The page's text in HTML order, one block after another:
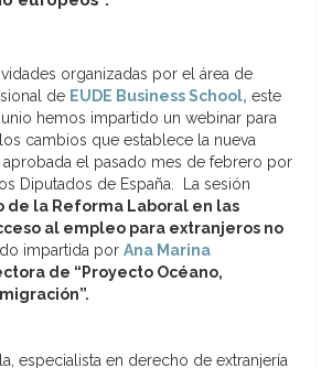
organizadas por el área de
de EUDE Business School, este
hemos impartido un webinar para
cambios que establece la nueva
aprobada el pasado mes de febrero por
Diputados de España. La sesión
de la Reforma Laboral en las
al empleo para extranjeros no
impartida por Ana Marina
de “Proyecto Océano,
especialista en derecho de extranjería